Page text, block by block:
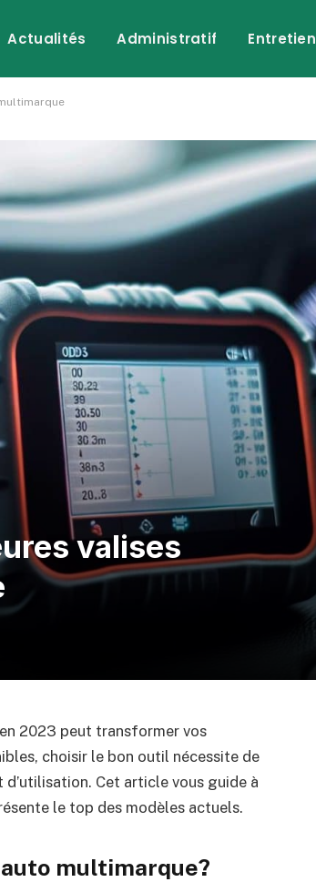
Actualités Administratif Entretien
valises
en 2023 peut transformer vos
choisir le bon outil nécessite de
Cet article vous guide à
le top des modèles actuels.
multimarque?